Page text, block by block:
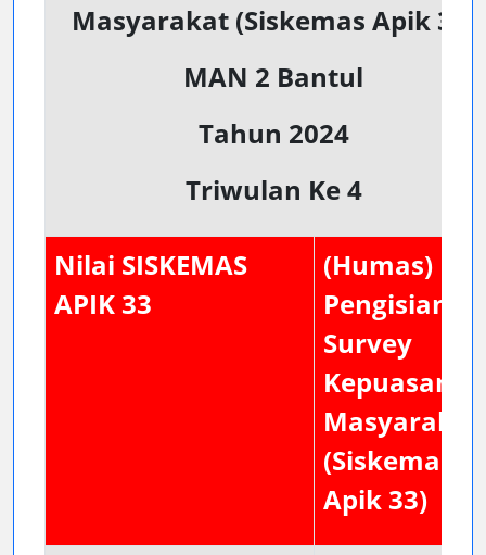
Masyarakat (Siskemas Apik 33)
MAN 2 Bantul
Tahun 2024
Triwulan Ke 4
Nilai SISKEMAS
APIK 33
(Humas)
Pengisian
Survey
Kepuasan
Masyarakat
(Siskemas
Apik 33)